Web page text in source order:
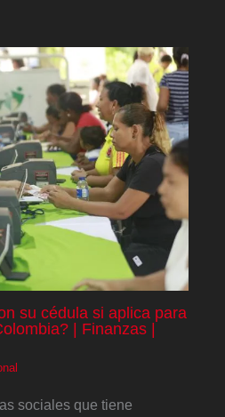
su cédula si aplica para
| Finanzas |
sociales que tiene